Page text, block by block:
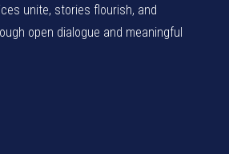
unite, stories flourish, and
open dialogue and meaningful